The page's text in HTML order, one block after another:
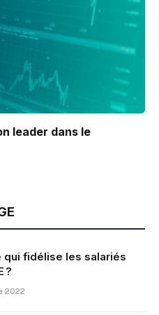
leader dans le
qui fidélise les salariés
?
2022